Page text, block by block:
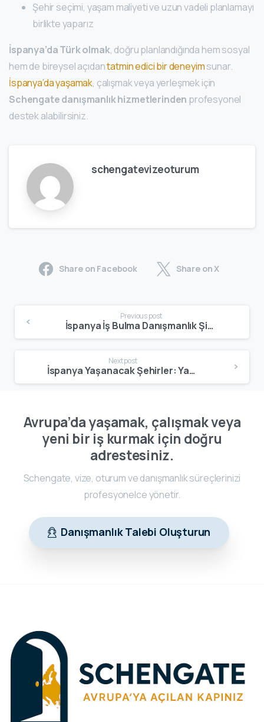
Şehir seçimi, yaşam maliyeti ve uzun vadeli planlamayı
birlikte yaparız
İspanya’da Türk olmak, doğru planlandığında hem sosyal
hem de bireysel açıdantatmin edici bir deneyimsunar.
İspanya’da yaşamak, çalışmak veya yerleşmek için
Schengate danışmanlık hizmetlerinden profesyonel
destek alabilirsiniz.
schengatevizeoturum
Share on Facebook Share on X
Previous post
İspanya İş Bulma Danışmanlık Şirketleri: Çalışma İzni ve Kariyer Rehberi
Next post
İspanya Yaşanacak Şehirler: Yaşam Kalitesi, Maliyet ve Kimler İçin Uygun?
Avrupa’da yaşamak, çalışmak veya
yeni bir iş kurmak için doğru
adrestesiniz.
Schengate, vize, oturum ve danışmanlık süreçlerinizi
profesyonelce yönetir.
Danışmanlık Talebi Oluşturun